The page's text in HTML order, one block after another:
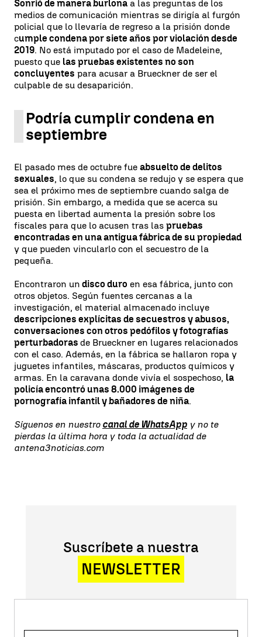
Sonrió de manera burlona a las preguntas de los
medios de comunicación mientras se dirigía al furgón
policial que lo llevaría de regreso a la prisión donde
cumple condena por siete años por violación desde
2019. No está imputado por el caso de Madeleine,
puesto que las pruebas existentes no son
concluyentes para acusar a Brueckner de ser el
culpable de su desaparición.
Podría cumplir condena en
septiembre
El pasado mes de octubre fue absuelto de delitos
sexuales, lo que su condena se redujo y se espera que
sea el próximo mes de septiembre cuando salga de
prisión. Sin embargo, a medida que se acerca su
puesta en libertad aumenta la presión sobre los
fiscales para que lo acusen tras las pruebas
encontradas en una antigua fábrica de su propiedad
y que pueden vincularlo con el secuestro de la
pequeña.
Encontraron un disco duro en esa fábrica, junto con
otros objetos. Según fuentes cercanas a la
investigación, el material almacenado incluye
descripciones explícitas de secuestros y abusos,
conversaciones con otros pedófilos y fotografías
perturbadoras de Brueckner en lugares relacionados
con el caso. Además, en la fábrica se hallaron ropa y
juguetes infantiles, máscaras, productos químicos y
armas. En la caravana donde vivía el sospechoso, la
policía encontró unas 8.000 imágenes de
pornografía infantil y bañadores de niña.
Síguenos en nuestro canal de WhatsApp y no te
pierdas la última hora y toda la actualidad de
antena3noticias.com
Suscríbete a nuestra
NEWSLETTER